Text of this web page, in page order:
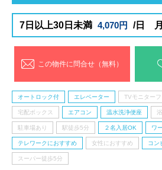
7日以上30日未満 4,070円 /日 月
この物件に問合せ（無料）
オートロック付 エレベーター TVモニターフ
宅配ボックス エアコン 温水洗浄便座
駐車場あり 駅徒歩5分 ２名入居OK ワ
テレワークにおすすめ 女性におすすめ コン
スーパー徒歩5分